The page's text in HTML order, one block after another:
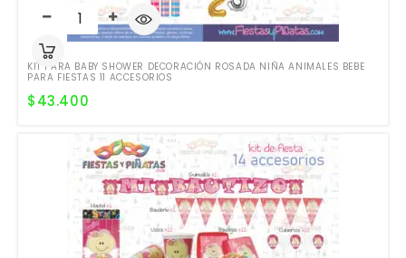
KIT PARA BABY SHOWER DECORACIÓN ROSADA NIÑA ANIMALES BEBE
PARA FIESTAS 11 ACCESORIOS
$43.400